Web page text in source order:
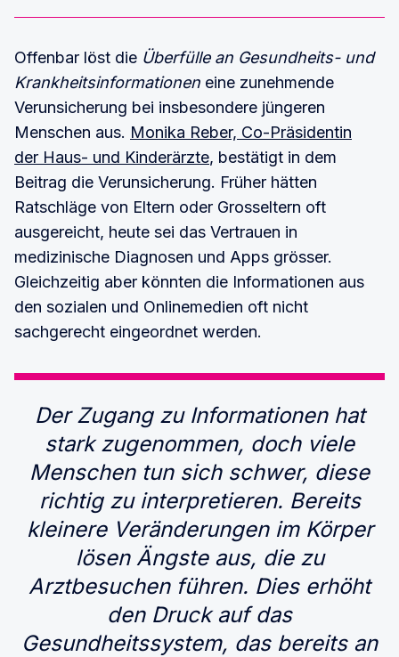
Offenbar löst die Überfülle an Gesundheits- und
Krankheitsinformationen eine zunehmende
Verunsicherung bei insbesondere jüngeren
Menschen aus. Monika Reber, Co-Präsidentin
der Haus- und Kinderärzte, bestätigt in dem
Beitrag die Verunsicherung. Früher hätten
Ratschläge von Eltern oder Grosseltern oft
ausgereicht, heute sei das Vertrauen in
medizinische Diagnosen und Apps grösser.
Gleichzeitig aber könnten die Informationen aus
den sozialen und Onlinemedien oft nicht
sachgerecht eingeordnet werden.
Der Zugang zu Informationen hat
stark zugenommen, doch viele
Menschen tun sich schwer, diese
richtig zu interpretieren. Bereits
kleinere Veränderungen im Körper
lösen Ängste aus, die zu
Arztbesuchen führen. Dies erhöht
den Druck auf das
Gesundheitssystem, das bereits an